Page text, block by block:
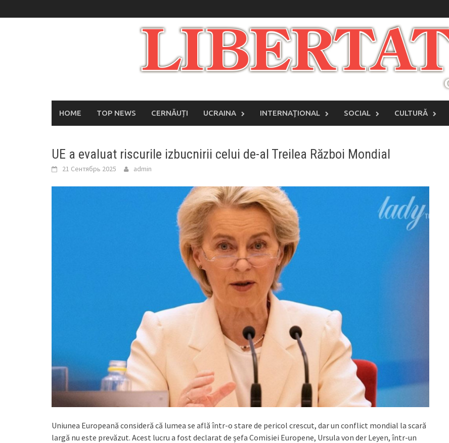
to
HOME TOP NEWS CERNĂUȚI UCRAINA INTERNAŢIONAL SOCIAL CULTURĂ
UE a evaluat riscurile izbucnirii celui de-al Treilea Război Mondial
21 Сентябрь 2025 admin
Uniunea Europeană consideră că lumea se află într-o stare de pericol crescut, dar un conflict mondial la scară
largă nu este prevăzut. Acest lucru a fost declarat de șefa Comisiei Europene, Ursula von der Leyen, într-un